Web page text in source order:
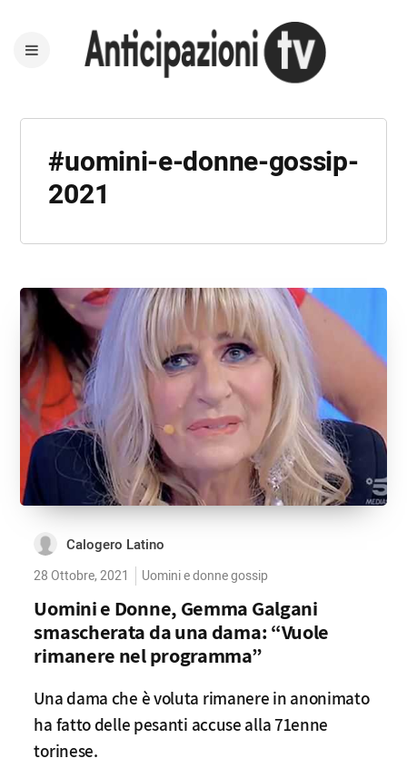
#uomini-e-donne-gossip-
2021
Calogero Latino
28 Ottobre, 2021 Uomini e donne gossip
Uomini e Donne, Gemma Galgani
smascherata da una dama: “Vuole
rimanere nel programma”
Una dama che è voluta rimanere in anonimato
ha fatto delle pesanti accuse alla 71enne
torinese.